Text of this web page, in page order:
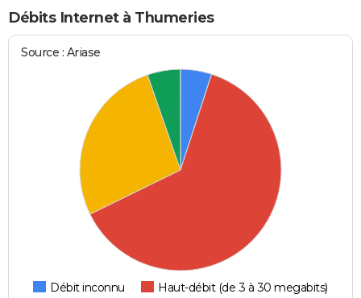
Bricolage
Lifestyle
Culture
Sport
Auto
Television
Voyage
Cinema
Débits Internet à Thumeries
Source : Ariase
Débit inconnu
Haut-débit (de 3 à 30 megabits)